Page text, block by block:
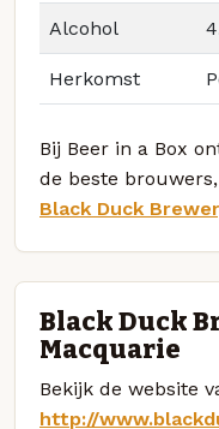
Alcohol
Herkomst
Bij Beer in a Box
de beste
Black Duck
Black Duck
Macquarie
Bekijk de website
http://